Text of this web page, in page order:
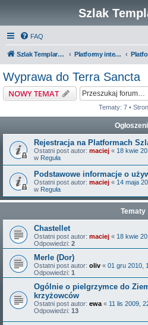
Szlak
FAQ
Szlak Templariuszy Platformy interaktywne Szlaku Templariuszy
Wyprawa do Terra Sancta
NOWY TEMAT
Tematy: 7 •
Rejestracja na Platformach
Ostatni post autor: maciej « 18 kwie
w Reguła
Podstawowe informacje o
Ostatni post autor: maciej « 14 maja
w Reguła
Tematy
Chastellet
Ostatni post autor: maciej « 18 kwie
Odpowiedzi: 2
Merle (Dor)
Ostatni post autor: oliv « 01 gru 2010,
Odpowiedzi: 1
Ogólnie o pielgrzymce do
krzyżowców
Ostatni post autor: ewa « 11 lis 2009,
Odpowiedzi: 13